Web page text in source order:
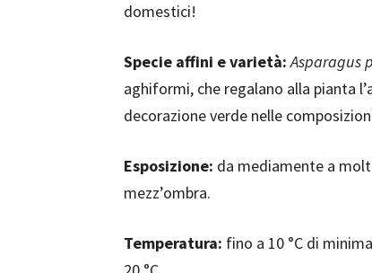
domestici!
Specie affini e varietà:Asparagus
aghiformi, che regalano alla pianta
decorazione verde nelle
Esposizione: da mediamente a
mezz’ombra.
Temperatura: fino a 10 °C di